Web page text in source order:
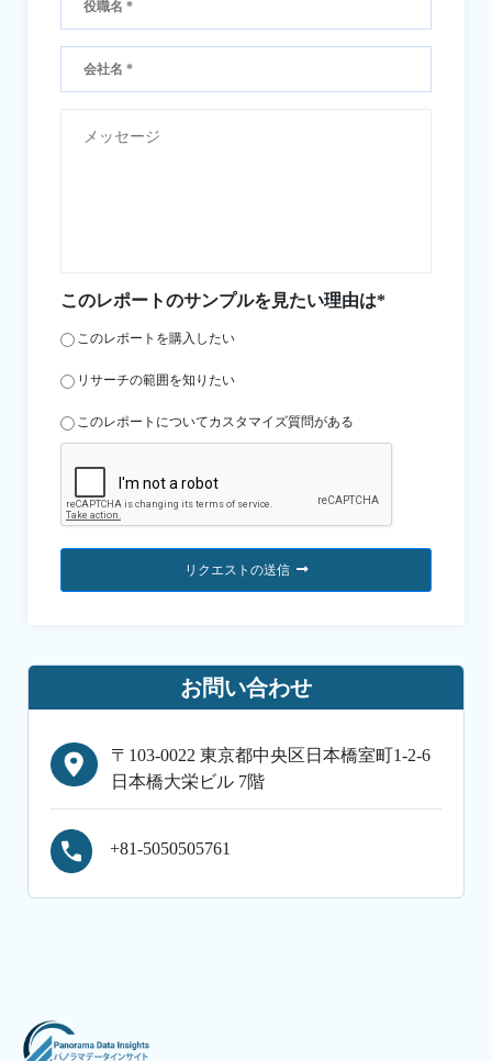
このレポートのサンプルを見たい理由は*
このレポートを購入したい
リサーチの範囲を知りたい
このレポートについてカスタマイズ質問がある
リクエストの送信
お問い合わせ
〒103-0022 東京都中央区日本橋室町1-2-6
日本橋大栄ビル 7階
+81-5050505761